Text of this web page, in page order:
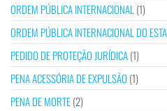
ORDEM PÚBLICA INTERNACIONAL (1)
ORDEM PÚBLICA INTERNACIONAL DO
PEDIDO DE PROTEÇÃO JURÍDICA(1)
PENA ACESSÓRIA DE EXPULSÃO (1)
PENA DE MORTE(2)